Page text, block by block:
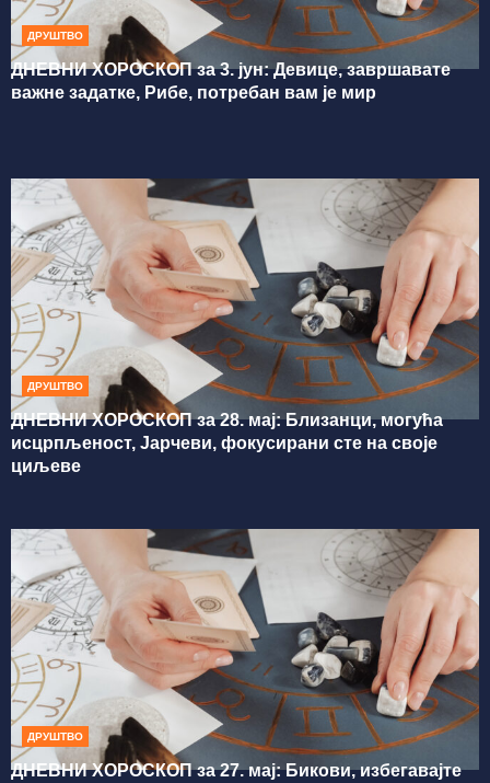
ДРУШТВО
ДНЕВНИ ХОРОСКОП за 3. јун: Девице, завршавате
важне задатке, Рибе, потребан вам је мир
ДРУШТВО
ДНЕВНИ ХОРОСКОП за 28. мај: Близанци, могућа
исцрпљеност, Јарчеви, фокусирани сте на своје
циљеве
ДРУШТВО
ДНЕВНИ ХОРОСКОП за 27. мај: Бикови, избегавајте